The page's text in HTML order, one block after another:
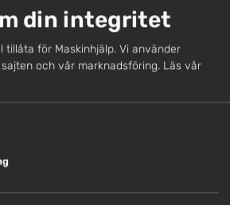
att kontakta oss
KONTAKT
din integritet
tillåta för Maskinhjälp. Vi använder
och vår marknadsföring. Läs vår